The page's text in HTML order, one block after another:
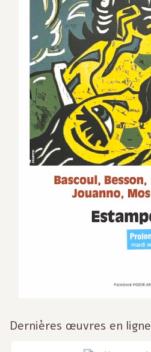
Dernières œuvres en ligne